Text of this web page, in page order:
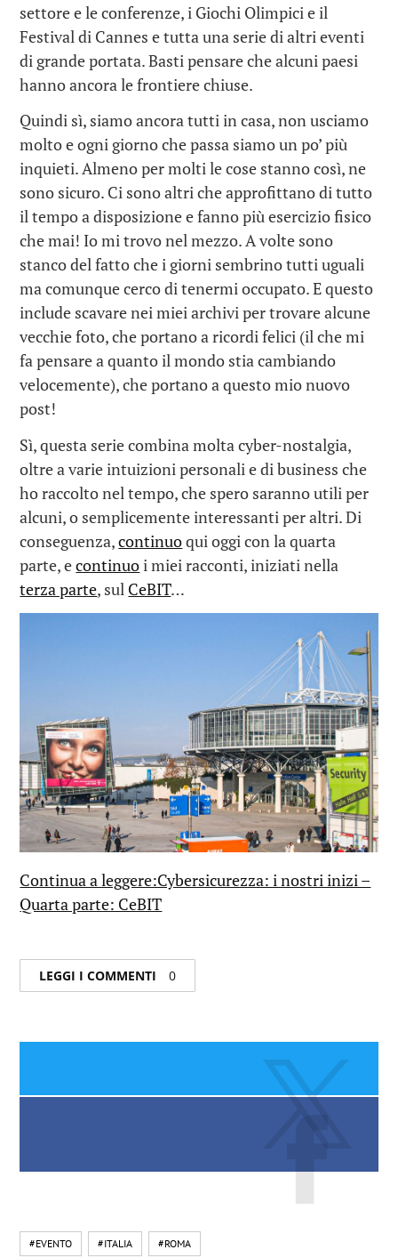
settore e le conferenze, i Giochi Olimpici e il
Festival di Cannes e tutta una serie di altri eventi
di grande portata. Basti pensare che alcuni paesi
hanno ancora le frontiere chiuse.
Quindi sì, siamo ancora tutti in casa, non usciamo
molto e ogni giorno che passa siamo un po’ più
inquieti. Almeno per molti le cose stanno così, ne
sono sicuro. Ci sono altri che approfittano di tutto
il tempo a disposizione e fanno più esercizio fisico
che mai! Io mi trovo nel mezzo. A volte sono
stanco del fatto che i giorni sembrino tutti uguali
ma comunque cerco di tenermi occupato. E questo
include scavare nei miei archivi per trovare alcune
vecchie foto, che portano a ricordi felici (il che mi
fa pensare a quanto il mondo stia cambiando
velocemente), che portano a questo mio nuovo
post!
Sì, questa serie combina molta cyber-nostalgia,
oltre a varie intuizioni personali e di business che
ho raccolto nel tempo, che spero saranno utili per
alcuni, o semplicemente interessanti per altri. Di
conseguenza,continuoqui oggi con la quarta
parte, econtinuoi miei racconti, iniziati nella
terza parte, sul CeBIT…
Continua a leggere:Cybersicurezza: i nostri inizi –
Quarta parte: CeBIT
LEGGI I COMMENTI 0
#EVENTO #ITALIA #ROMA